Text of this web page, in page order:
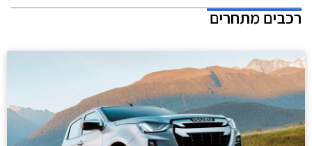
רכבים מתחרים